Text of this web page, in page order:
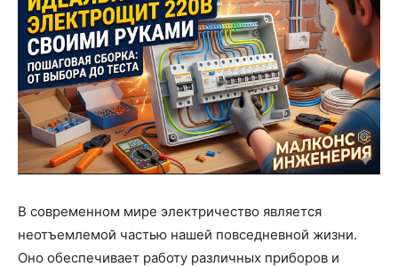
В современном мире электричество является
неотъемлемой частью нашей повседневной жизни.
Оно обеспечивает работу различных приборов и